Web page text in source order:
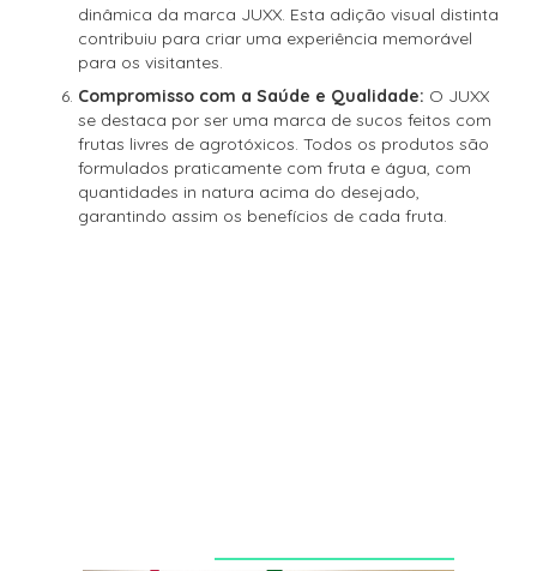
dinâmica da marca JUXX. Esta adição visual distinta
contribuiu para criar uma experiência memorável
para os visitantes.
Compromisso com a Saúde e Qualidade: O JUXX
se destaca por ser uma marca de sucos feitos com
frutas livres de agrotóxicos. Todos os produtos são
formulados praticamente com fruta e água, com
quantidades in natura acima do desejado,
garantindo assim os benefícios de cada fruta.